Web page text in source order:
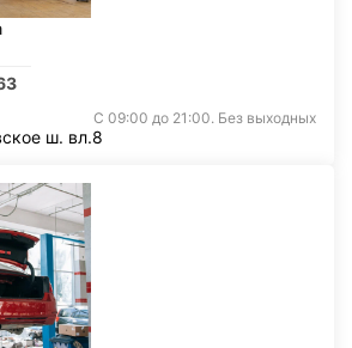
С 09:00 до 21:00. Без выходных
ш. вл.8